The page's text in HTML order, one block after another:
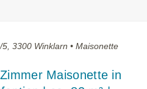
3300 Winklarn • Maisonette
Maisonette in